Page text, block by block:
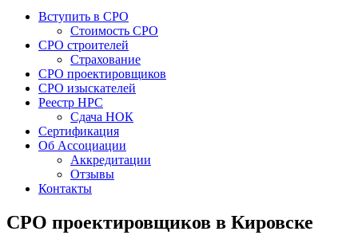
Вступить в СРО
Стоимость СРО
СРО строителей
Страхование
СРО проектировщиков
СРО изыскателей
Реестр НРС
Сдача НОК
Сертификация
Об Ассоциации
Аккредитации
Отзывы
Контакты
СРО проектировщиков в Кировске